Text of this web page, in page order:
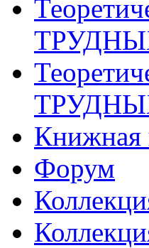
Книжная
Форум